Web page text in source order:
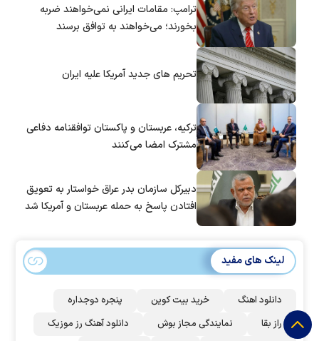
ترامپ: مقامات ایرانی نمی‌خواهند ضربه
بخورند؛ می‌خواهند به توافق برسند
تحریم های جدید آمریکا علیه ایران
ترکیه، عربستان و پاکستان توافقنامه دفاعی
مشترک امضا می‌کنند
دبیرکل سازمان بدر عراق خواستار به تعویق
افتادن پاسخ به حمله عربستان و آمریکا شد
لینک های مفید
دانلود اهنگ خرید بیت کوین
پنجره دوجداره
راز بقا
نمایندگی مجاز بوش
دانلود آهنگ رز‌ موزیک